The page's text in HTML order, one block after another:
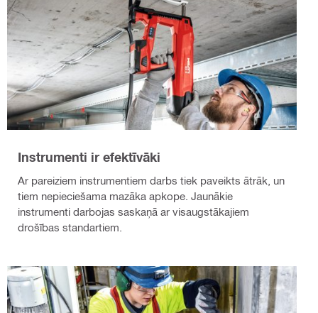
Instrumenti ir efektīvāki
Ar pareiziem instrumentiem darbs tiek paveikts ātrāk, un
tiem nepieciešama mazāka apkope. Jaunākie
instrumenti darbojas saskaņā ar visaugstākajiem
drošības standartiem.